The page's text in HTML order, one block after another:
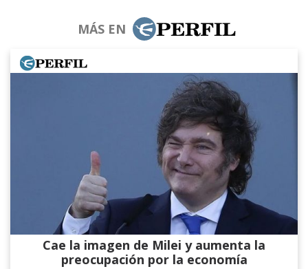
MÁS EN
Cae la imagen de Milei y aumenta la
preocupación por la economía